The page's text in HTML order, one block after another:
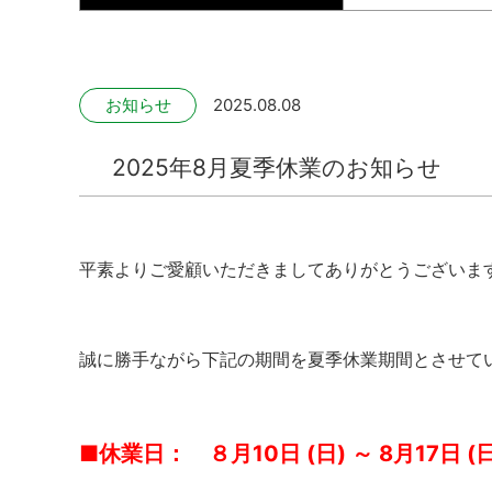
お知らせ 2025.08.08
2025年8月夏季休業のお知らせ
平素よりご愛顧いただきましてありがとうございま
誠に勝手ながら下記の期間を夏季休業期間とさせて
■休業日： ８ 月10日 (日) ～ 8月17日 (